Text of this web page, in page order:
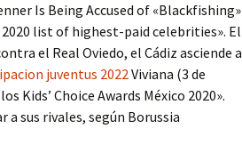
Is Being Accused of «Blackfishing»
list of highest-paid celebrities». El
el Real Oviedo, el Cádiz asciende a
juventus 2022Viviana (3 de
Kids’ Choice Awards México 2020».
sus rivales, según Borussia